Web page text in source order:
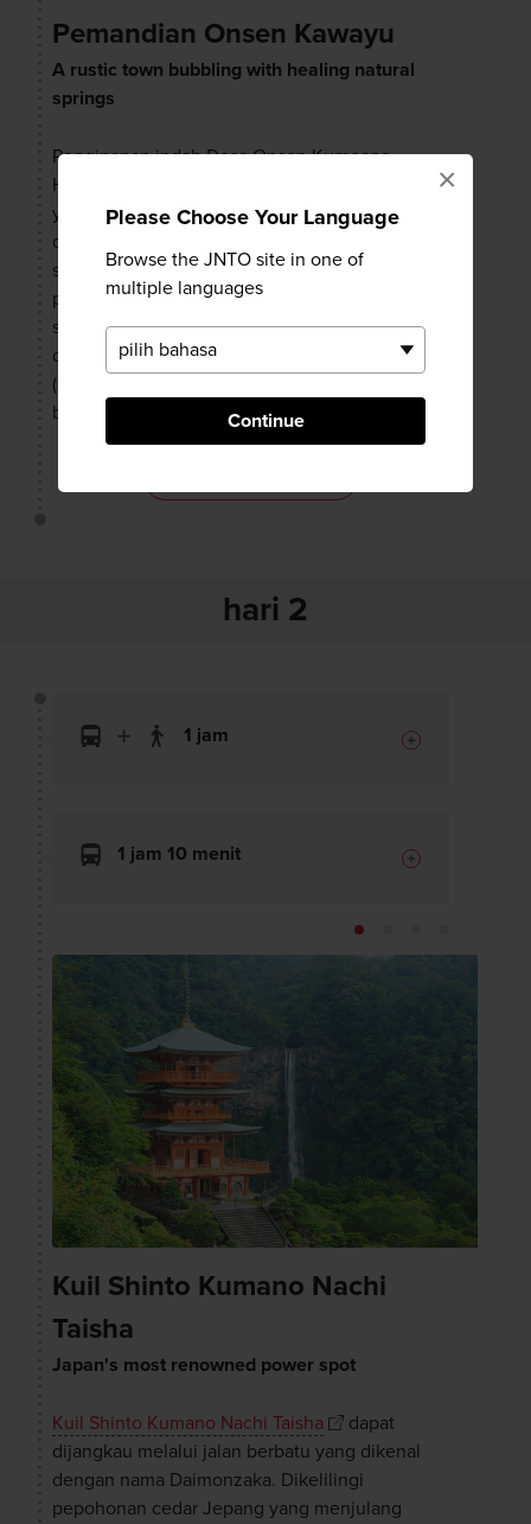
Please Choose Your Language
Browse the JNTO site in one of
multiple languages
Continue
×
Pemandian Onsen Kawayu
A rustic town bubbling with healing natural
springs
Penginapan indah Desa Onsen Kumoano
Hongu terletak di sepanjang rute. Air panas
yang muncul dari perut bumi bercampur
dengan air sungai yang dingin, menghasilkan
suhu air yang ideal untuk berendam. Di sini,
pengunjung dapat berendam dan merebus telur
serta sayuran di mata air panas bersuhu 90
derajat. Desa ini memiliki banyak ryokan
(penginapan Jepang) bagi mereka yang ingin
bermalam.
hari 2
1 jam
1 jam 10 menit
Kuil Shinto Kumano Nachi
Taisha
Japan's most renowned power spot
Kuil Shinto Kumano Nachi Taisha
dapat
dijangkau melalui jalan berbatu yang dikenal
dengan nama Daimonzaka. Dikelilingi
pepohonan cedar Jepang yang menjulang